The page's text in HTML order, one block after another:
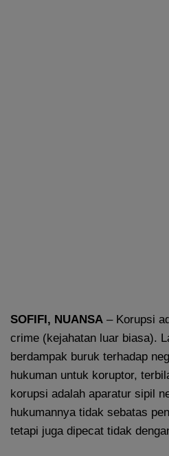
SOFIFI, NUANSA – Korupsi
crime (kejahatan luar biasa).
berdampak buruk terhadap
hukuman untuk koruptor,
korupsi adalah aparatur sipil
hukumannya tidak sebatas
tetapi juga dipecat tidak